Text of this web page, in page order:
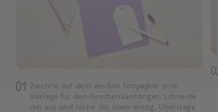
Zeichne auf dem weißen Tonpapier eine
Vorlage für den Geschenkanhänger, schneide
ihn aus und loche ihn oben mittig. Übertrage